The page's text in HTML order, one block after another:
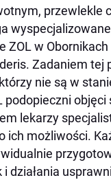
przewlekle
w Obornikach
Zadaniem tej
nie są w
objęci
lekarzy
ich możliwości.
działania